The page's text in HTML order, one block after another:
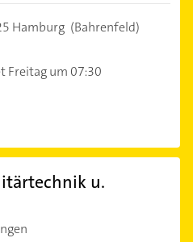
Hamburg (Bahrenfeld)
Freitag um 07:30
u.